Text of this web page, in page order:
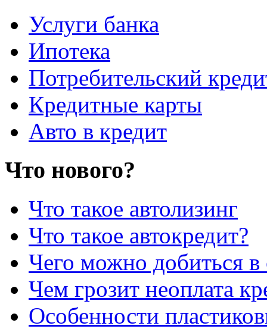
Услуги банка
Ипотека
Потребительский
Кредитные карты
Авто в кредит
Что нового?
Что такое автолизинг
Что такое автокредит?
Чего можно добиться в
Чем грозит неоплата
Особенности